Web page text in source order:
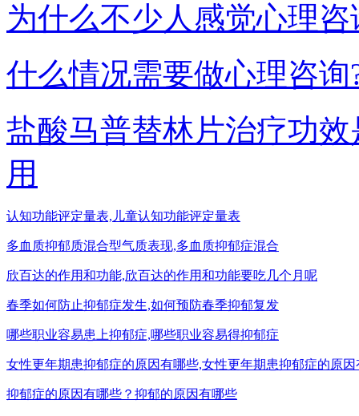
为什么不少人感觉心理
什么情况需要做心理咨询
盐酸马普替林片治疗功
用
认知功能评定量表,儿童认知功能评定量表
多血质抑郁质混合型气质表现,多血质抑郁症混合
欣百达的作用和功能,欣百达的作用和功能要吃几个月呢
春季如何防止抑郁症发生,如何预防春季抑郁复发
哪些职业容易患上抑郁症,哪些职业容易得抑郁症
女性更年期患抑郁症的原因有哪些,女性更年期患抑郁症的原
抑郁症的原因有哪些？抑郁的原因有哪些